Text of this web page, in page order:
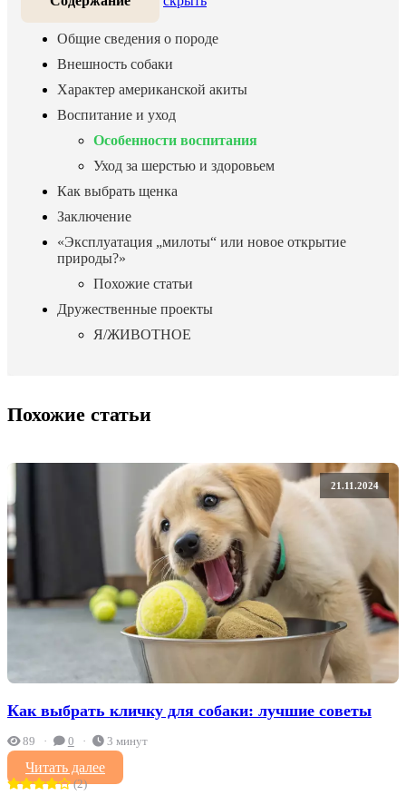
Общие сведения о породе
Внешность собаки
Характер американской акиты
Воспитание и уход
Особенности воспитания
Уход за шерстью и здоровьем
Как выбрать щенка
Заключение
«Эксплуатация „милоты“ или новое открытие
природы?»
Похожие статьи
Дружественные проекты
Я/ЖИВОТНОЕ
Похожие статьи
21.11.2024
Как выбрать кличку для собаки: лучшие советы
89 0 3 минут
Читать далее
(2)